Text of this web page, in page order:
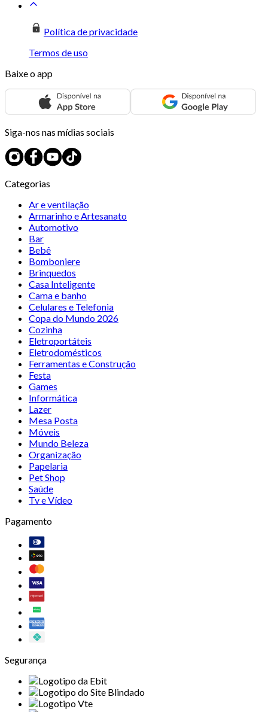
Política de privacidade
Termos de uso
Baixe o app
Siga-nos nas mídias sociais
Categorias
Ar e ventilação
Armarinho e Artesanato
Automotivo
Bar
Bebê
Bomboniere
Brinquedos
Casa Inteligente
Cama e banho
Celulares e Telefonia
Copa do Mundo 2026
Cozinha
Eletroportáteis
Eletrodomésticos
Ferramentas e Construção
Festa
Games
Informática
Lazer
Mesa Posta
Móveis
Mundo Beleza
Organização
Papelaria
Pet Shop
Saúde
Tv e Vídeo
Pagamento
Segurança